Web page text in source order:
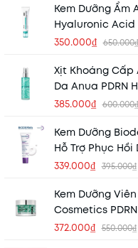
Kem Dưỡng Ẩm
Hyaluronic Acid
Moisturizing
350.000₫ 650.000₫
Xịt Khoáng Cấp
Da Anua PDRN
Acid Hydrating
385.000₫ 600.000₫
Kem Dưỡng
Hỗ Trợ Phục
Creme+ 40ml
339.000₫ 395.000₫
Kem Dưỡng
Cosmetics
Cream 100 50ml
372.000₫ 550.000₫